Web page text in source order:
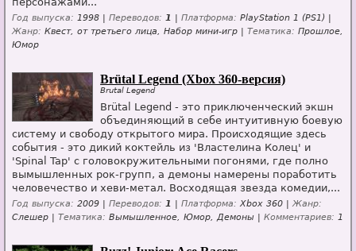
Год выпуска: 1998 | Переводов: 1 | Платформа: PlayStation 1 (PS1) |
Жанр: Квест, от третьего лица, Набор мини-игр | Тематика: Прошлое,
Юмор
Brütal Legend (Xbox 360-версия)
Brutal Legend
Brütal Legend - это приключенческий экшн
объединяющий в себе интуитивную боевую
систему и свободу открытого мира. Происходящие здесь
события - это дикий коктейль из 'Властелина Колец' и
'Spinal Tap' с головокружительными погонями, где полно
вымышленных рок-групп, а демоны намерены поработить
человечество и хеви-метал. Восходящая звезда комедии,...
Год выпуска: 2009 | Переводов: 1 | Платформа: Xbox 360 |Жанр:
Слешер | Тематика: Вымышленное, Юмор, Демоны | Комментариев: 1